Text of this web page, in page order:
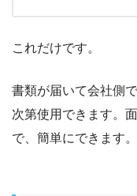
これだけです。
書類が届いて会社側
次第使用できます。
で、簡単にできます。